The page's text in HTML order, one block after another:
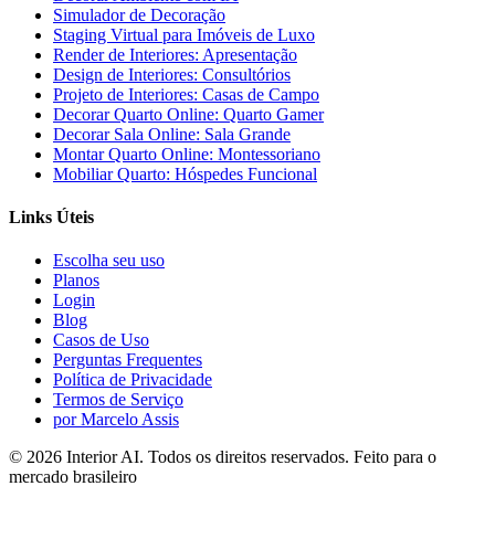
Simulador de Decoração
Staging Virtual para Imóveis de Luxo
Render de Interiores: Apresentação
Design de Interiores: Consultórios
Projeto de Interiores: Casas de Campo
Decorar Quarto Online: Quarto Gamer
Decorar Sala Online: Sala Grande
Montar Quarto Online: Montessoriano
Mobiliar Quarto: Hóspedes Funcional
Links Úteis
Escolha seu uso
Planos
Login
Blog
Casos de Uso
Perguntas Frequentes
Política de Privacidade
Termos de Serviço
por Marcelo Assis
© 2026 Interior AI. Todos os direitos reservados. Feito para o
mercado brasileiro